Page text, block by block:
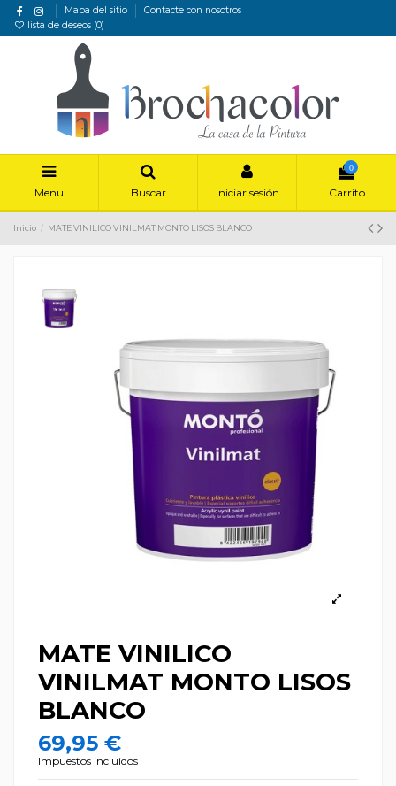
Mapa del sitio
Contacte con nosotros
lista de deseos (0)
Menu Buscar Iniciar sesión
0
Carrito
Inicio MATE VINILICO VINILMAT MONTO LISOS BLANCO
MATE VINILICO
VINILMAT MONTO LISOS
BLANCO
69,95 €
Impuestos incluidos